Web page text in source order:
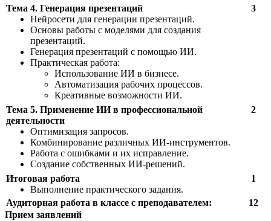
Тема 4. Генерация презентаций
Нейросети для генерации презентаций.
Основы работы с моделями для создания
презентаций.
Генерация презентаций с помощью ИИ.
Практическая работа:
Использование ИИ в бизнесе.
Автоматизация рабочих процессов.
Креативные возможности ИИ.
3
Тема 5. Применение ИИ в профессиональной
деятельности
Оптимизация запросов.
Комбинирование различных ИИ-инструментов.
Работа с ошибками и их исправление.
Создание собственных ИИ-решений.
2
Итоговая работа
Выполнение практического задания.
1
Аудиторная работа в классе с преподавателем:
12
Прием заявлений